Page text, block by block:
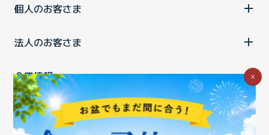
個人のお客さま
法人のお客さま
企業情報
ご利用中の方
×